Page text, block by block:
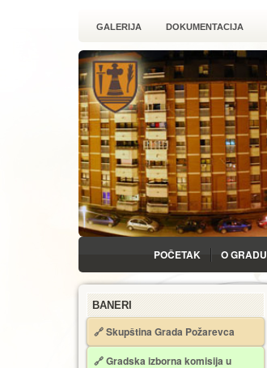
GALERIJA DOKUMENTACIJA
POČETAK O GRADU
BANERI
🔗 Skupština Grada Požarevca
🔗Gradska izborna komisija u